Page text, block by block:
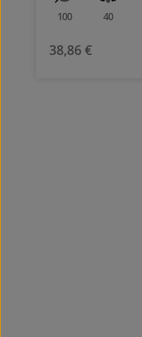
100 40
38,86 €